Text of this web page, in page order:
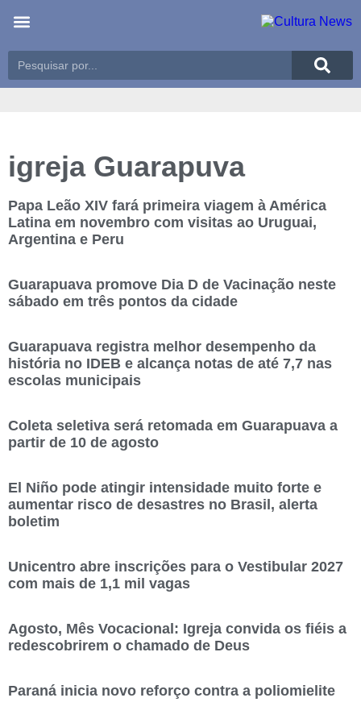
igreja Guarapuva
Papa Leão XIV fará primeira viagem à América
Latina em novembro com visitas ao Uruguai,
Argentina e Peru
Guarapuava promove Dia D de Vacinação neste
sábado em três pontos da cidade
Guarapuava registra melhor desempenho da
história no IDEB e alcança notas de até 7,7 nas
escolas municipais
Coleta seletiva será retomada em Guarapuava a
partir de 10 de agosto
El Niño pode atingir intensidade muito forte e
aumentar risco de desastres no Brasil, alerta
boletim
Unicentro abre inscrições para o Vestibular 2027
com mais de 1,1 mil vagas
Agosto, Mês Vocacional: Igreja convida os fiéis a
redescobrirem o chamado de Deus
Paraná inicia novo reforço contra a poliomielite